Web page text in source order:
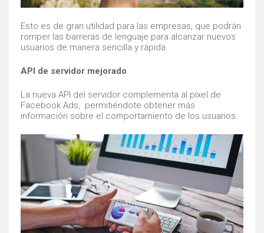
Esto es de gran utilidad para las empresas, que podrán
romper las barreras de lenguaje para alcanzar nuevos
usuarios de manera sencilla y rápida.
API de servidor mejorado
La nueva API del servidor complementa al píxel de
Facebook Ads, permitiéndote obtener más
información sobre el comportamiento de los usuarios.